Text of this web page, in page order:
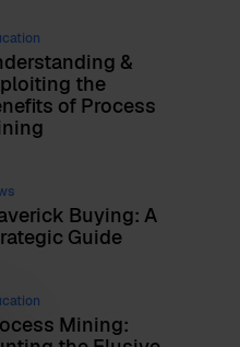
&
the
of Process
Buying: A
Guide
Mining: